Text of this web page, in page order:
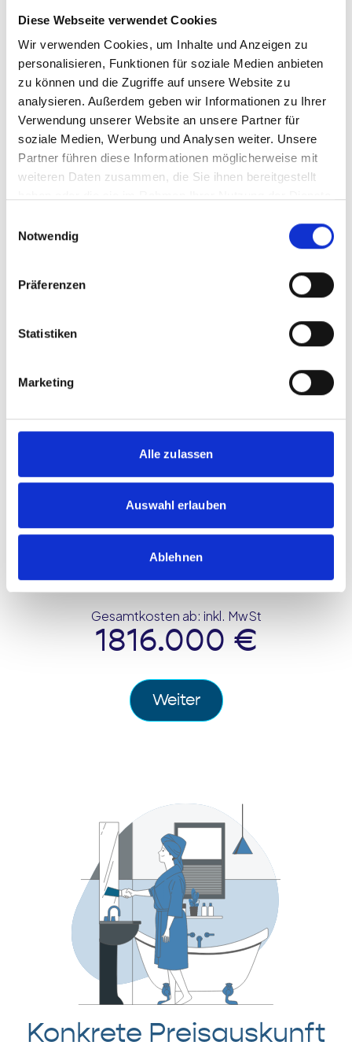
Diese Webseite verwendet Cookies
Wir verwenden Cookies, um Inhalte und Anzeigen zu
personalisieren, Funktionen für soziale Medien anbieten
zu können und die Zugriffe auf unsere Website zu
analysieren. Außerdem geben wir Informationen zu Ihrer
Verwendung unserer Website an unsere Partner für
soziale Medien, Werbung und Analysen weiter. Unsere
Partner führen diese Informationen möglicherweise mit
weiteren Daten zusammen, die Sie ihnen bereitgestellt
Notwendig
Präferenzen
Statistiken
Marketing
Alle zulassen
Auswahl erlauben
Ablehnen
Größe & Baujahr
Geschätzte Badezimmergröße?
Barrierefrei?
Ja Nein
Gesamtkosten ab: inkl. MwSt
1816.000 €
Weiter
Konkrete Preisauskunft